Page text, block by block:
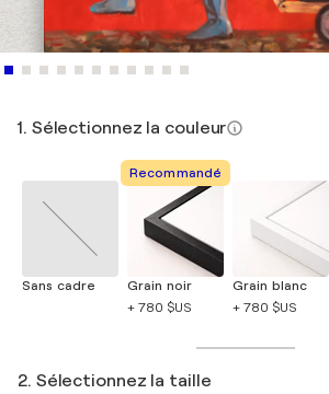
1. Sélectionnez la couleur
Sans cadre
Recommandé
Grain noir
+ 780 $US
Grain blanc
+ 780 $US
2. Sélectionnez la taille